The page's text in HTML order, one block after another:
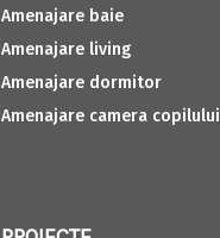
Amenajare baie
Amenajare living
Amenajare dormitor
Amenajare camera copilului